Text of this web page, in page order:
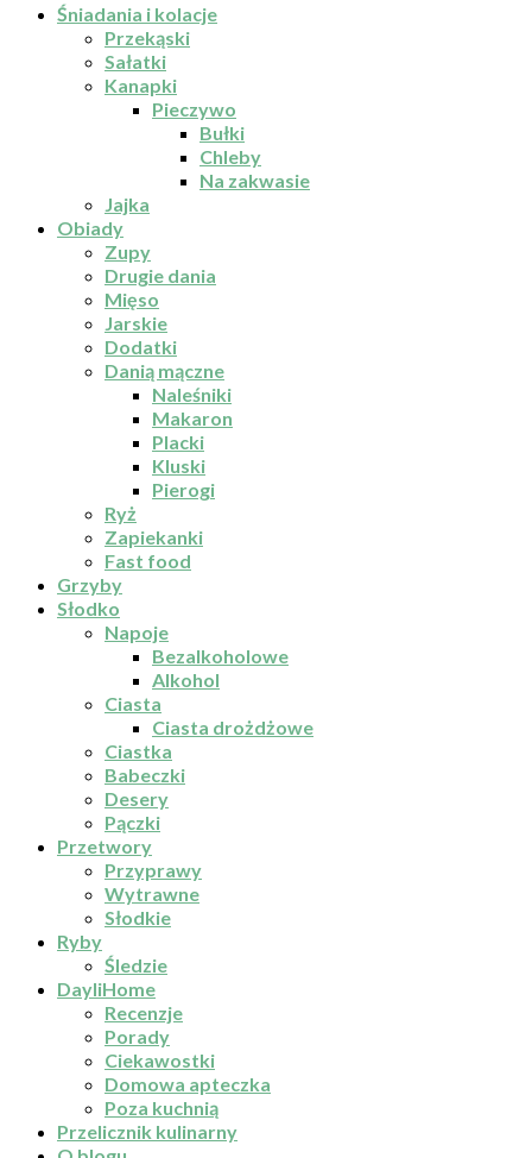
Śniadania i kolacje
Przekąski
Sałatki
Kanapki
Pieczywo
Bułki
Chleby
Na zakwasie
Jajka
Obiady
Zupy
Drugie dania
Mięso
Jarskie
Dodatki
Danią mączne
Naleśniki
Makaron
Placki
Kluski
Pierogi
Ryż
Zapiekanki
Fast food
Grzyby
Słodko
Napoje
Bezalkoholowe
Alkohol
Ciasta
Ciasta drożdżowe
Ciastka
Babeczki
Desery
Pączki
Przetwory
Przyprawy
Wytrawne
Słodkie
Ryby
Śledzie
DayliHome
Recenzje
Porady
Ciekawostki
Domowa apteczka
Poza kuchnią
Przelicznik kulinarny